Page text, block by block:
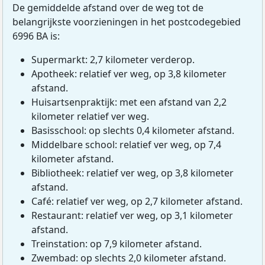
De gemiddelde afstand over de weg tot de
belangrijkste voorzieningen in het postcodegebied
6996 BA is:
Supermarkt: 2,7 kilometer verderop.
Apotheek: relatief ver weg, op 3,8 kilometer
afstand.
Huisartsenpraktijk: met een afstand van 2,2
kilometer relatief ver weg.
Basisschool: op slechts 0,4 kilometer afstand.
Middelbare school: relatief ver weg, op 7,4
kilometer afstand.
Bibliotheek: relatief ver weg, op 3,8 kilometer
afstand.
Café: relatief ver weg, op 2,7 kilometer afstand.
Restaurant: relatief ver weg, op 3,1 kilometer
afstand.
Treinstation: op 7,9 kilometer afstand.
Zwembad: op slechts 2,0 kilometer afstand.